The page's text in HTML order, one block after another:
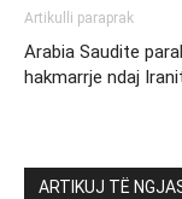
Artikulli paraprak
Arabia Saudite
hakmarrje ndaj
ARTIKUJ TË